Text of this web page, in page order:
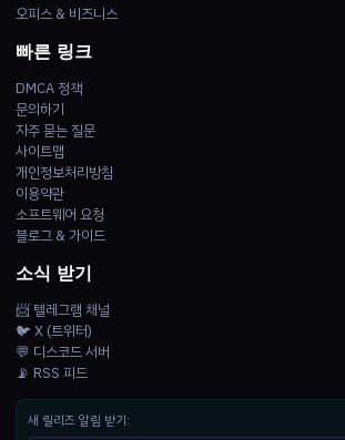
오피스 & 비즈니스
빠른 링크
DMCA 정책
문의하기
자주 묻는 질문
사이트맵
개인정보처리방침
이용약관
소프트웨어 요청
블로그 & 가이드
소식 받기
📨 텔레그램 채널
🐦 X (트위터)
💬 디스코드 서버
📡 RSS 피드
새 릴리즈 알림 받기: